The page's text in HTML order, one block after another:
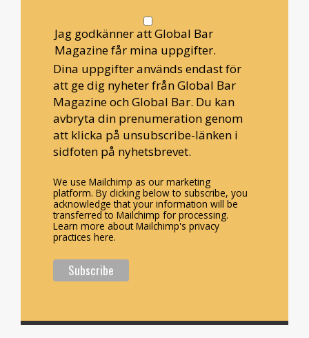
Jag godkänner att Global Bar
Magazine får mina uppgifter.
Dina uppgifter används endast för
att ge dig nyheter från Global Bar
Magazine och Global Bar. Du kan
avbryta din prenumeration genom
att klicka på unsubscribe-länken i
sidfoten på nyhetsbrevet.
We use Mailchimp as our marketing
platform. By clicking below to subscribe, you
acknowledge that your information will be
transferred to Mailchimp for processing.
Learn more about Mailchimp's privacy
practices here.